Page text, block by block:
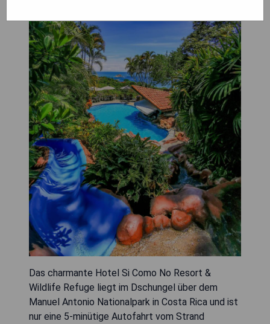
Das charmante Hotel Si Como No Resort &
Wildlife Refuge liegt im Dschungel über dem
Manuel Antonio Nationalpark in Costa Rica und ist
nur eine 5-minütige Autofahrt vom Strand